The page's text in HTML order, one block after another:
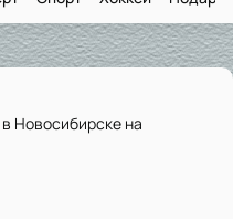
Новосибирске на